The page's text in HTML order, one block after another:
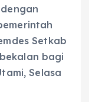
Setkab
bagi
Selasa